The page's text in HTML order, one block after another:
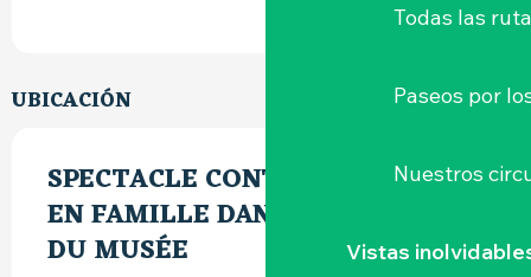
Todas las
Paseos por
Nuestros
Vistas
UBICACIÓN
SPECTACLE CONTÉ ET MUSICAL
EN FAMILLE DANS LES VIGNES
DU MUSÉE